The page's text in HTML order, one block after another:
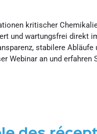
kritischer
und wartungsfrei direkt
stabilere
Webinar an und erfahren